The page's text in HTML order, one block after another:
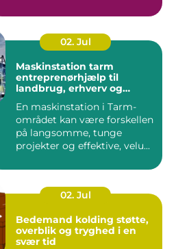
02. Jul
Maskinstation tarm
entreprenørhjælp til
landbrug, erhverv og
En maskinstation i Tarm-
området kan være forskellen
på langsomme, tunge
projekter og effektive, velu...
02. Jul
Bedemand kolding støtte,
overblik og tryghed i en
svær tid